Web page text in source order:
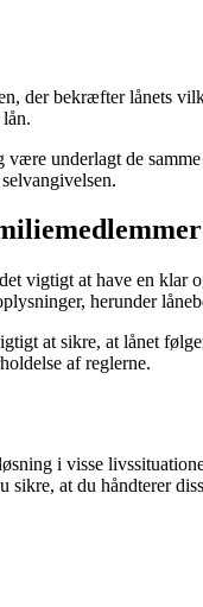
der bekræfter lånets
underlagt de
vigtigt at have en
herunder
at sikre, at lånet
af reglerne.
i visse
at du håndterer